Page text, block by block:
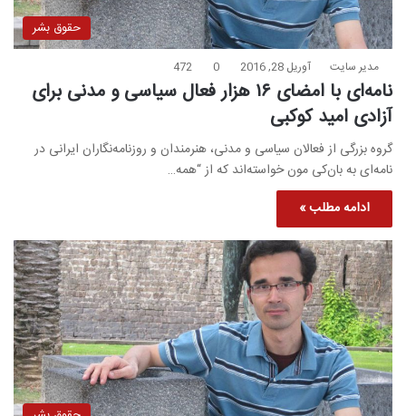
حقوق بشر
مدیر سایت آوریل 28, 2016 0
472
نامه‌ای با امضای ۱۶ هزار فعال سیاسی و مدنی برای
آزادی امید کوکبی
گروه بزرگی از فعالان سیاسی و مدنی، هنرمندان و روزنامه‌نگاران ایرانی در
نامه‌ای به بان‌کی مون خواسته‌اند که از “همه…
ادامه مطلب »